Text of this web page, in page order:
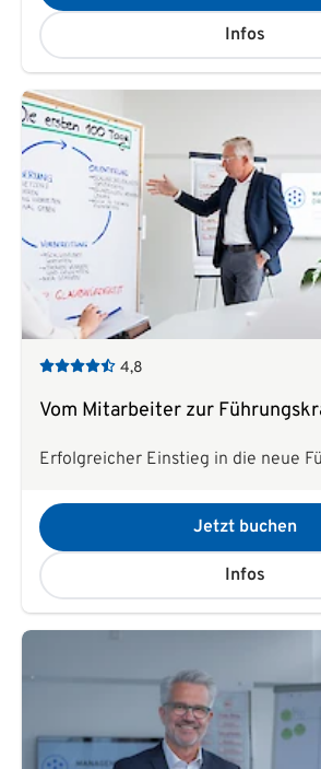
Infos
4,8
Vom Mitarbeiter zur
Erfolgreicher Einstieg in die neue
Jetzt buchen
Infos